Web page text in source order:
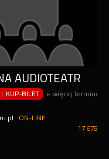
AUDIOTEATR
KUP-BILET »więcej terminów
ON-LINE
17 676